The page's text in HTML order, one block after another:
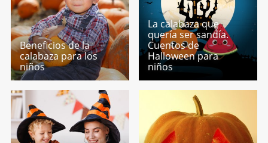
Beneficios de la
calabaza para los
niños
La calabaza que
quería ser sandía.
Cuentos de
Halloween para
niños